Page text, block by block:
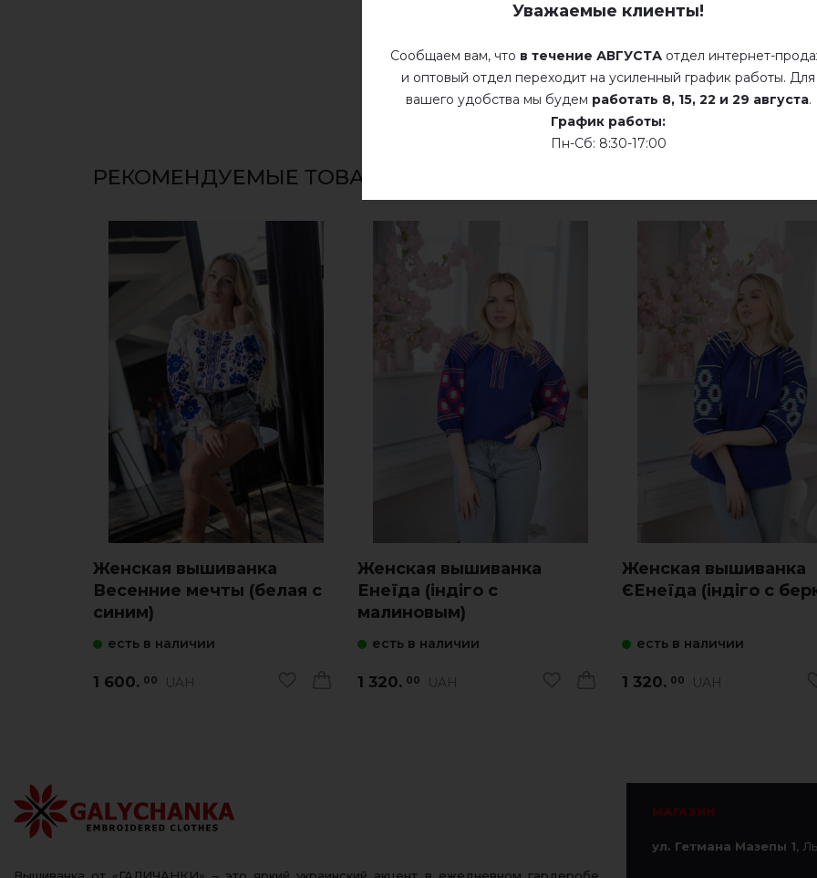
РЕКОМЕНДУЕМЫЕ ТОВАРЫ
Женская вышиванка
Весенние мечты (белая с
синим)
есть в наличии
1 600. 00 UAH
Женская вышиванка
Енеїда (індіго с
малиновым)
есть в наличии
1 320. 00 UAH
Женская вышиванка
ЄЕнеїда (індіго с
есть в наличии
1 320. 00 UAH
Вышиванка от «ГАЛИЧАНКИ» – это яркий украинский акцент в ежедневном гардеробе
МАГАЗИН
ул. Гетмана Мазепы 1,
Уважаемые клиенты!
Сообщаем вам, что в течение АВГУСТА отдел интернет-
и оптовый отдел переходит на усиленный график работы. Для
вашего удобства мы будем работать 8, 15, 22 и 29 августа.
График работы:
Пн-Сб: 8:30-17:00